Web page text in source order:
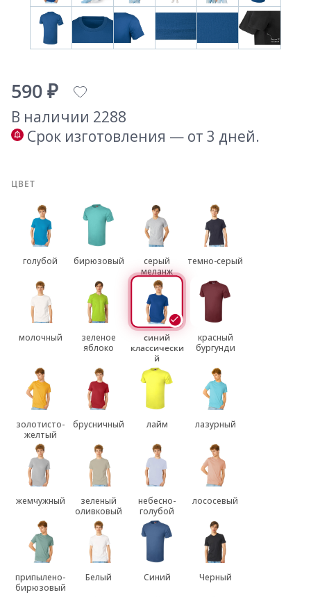
590 ₽
В наличии 2288
Срок изготовления — от 3 дней.
ЦВЕТ
голубой бирюзовый
серый
меланж
темно-серый
молочный
зеленое
яблоко
синий
классически
й
красный
бургунди
золотисто-
желтый
брусничный лайм лазурный
жемчужный
зеленый
оливковый
небесно-
голубой
лососевый
припылено-
бирюзовый
Белый Синий Черный